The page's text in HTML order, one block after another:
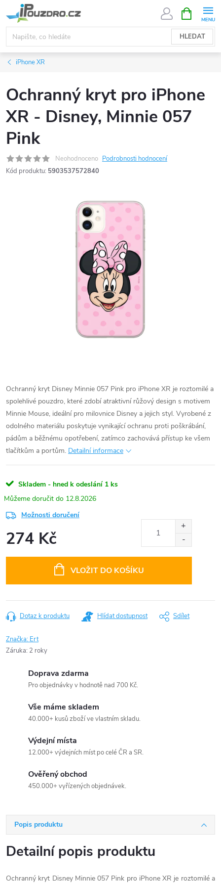
na
obsah
HLEDAT
NÁKUPNÍ
KOŠÍK
iPhone XR
Ochranný kryt pro iPhone
XR - Disney, Minnie 057
Pink
Neohodnoceno Podrobnosti hodnocení
Kód produktu: 5903537572840
Ochranný kryt Disney Minnie 057 Pink pro iPhone XR je roztomilé a
spolehlivé pouzdro, které zdobí atraktivní růžový design s motivem
Minnie Mouse, ideální pro milovnice Disney a jejich styl. Vyrobené z
odolného materiálu poskytuje vynikající ochranu proti poškrábání,
pádům a běžnému opotřebení, zatímco zachovává přístup ke všem
tlačítkům a portům. Detailní informace
Skladem - hned k odeslání 1 ks
12.8.2026
Možnosti doručení
274 Kč
VLOŽIT DO KOŠÍKU
Dotaz k produktu Hlídat dostupnost Sdílet
Značka: Ert
Záruka: 2 roky
Doprava zdarma
Pro objednávky v hodnotě nad 700 Kč.
Vše máme skladem
40.000+ kusů zboží ve vlastním skladu.
Výdejní místa
12.000+ výdejních míst po celé ČR a SR.
Ověřený obchod
450.000+ vyřízených objednávek.
Popis produktu
Detailní popis produktu
Ochranný kryt Disney Minnie 057 Pink pro iPhone XR je roztomilé a